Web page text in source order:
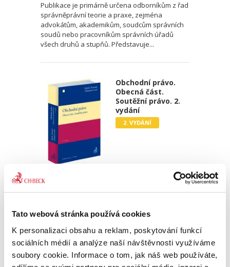
Tato webová stránka používá cookies
K personalizaci obsahu a reklam, poskytování funkcí
sociálních médií a analýze naší návštěvnosti využíváme
soubory cookie. Informace o tom, jak náš web používáte,
Publikace je primárně určena odborníkům z řad
správněprávní teorie a praxe, zejména
advokátům, akademikům, soudcům správních
soudů nebo pracovníkům správních úřadů
všech druhů a stupňů. Představuje...
Obchodní právo.
Obecná část.
Soutěžní právo. 2.
vydání
2. VYDÁNÍ
a kol.
990,00 Kč
Druhé vydání učebnice „Obchodní právo.
Obecná část. Soutěžní právo“ pokračuje v
pragmatickém a nedogmatickém pojetí
obchodního práva. Do výkladu jsou zahrnuty i
některé významné veřejnoprávní...